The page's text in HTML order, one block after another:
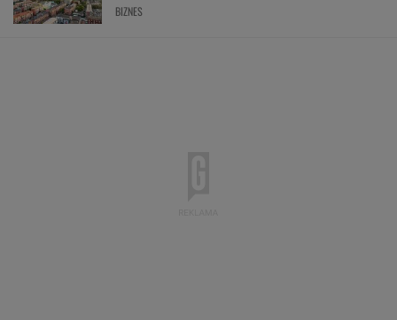
BIZNES